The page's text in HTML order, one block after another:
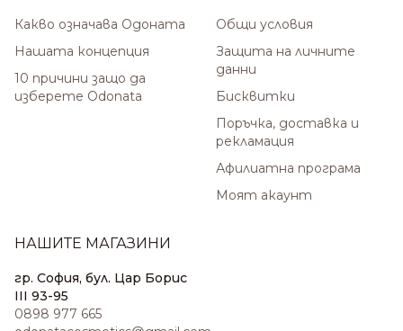
Какво означава Одоната
Нашата концепция
10 причини защо да
изберете Odonata
Общи условия
Защита на личните
данни
Бисквитки
Поръчка, доставка и
рекламация
Афилиатна програма
Моят акаунт
НАШИТЕ МАГАЗИНИ
гр. София, бул. Цар Борис
III 93-95
0898 977 665